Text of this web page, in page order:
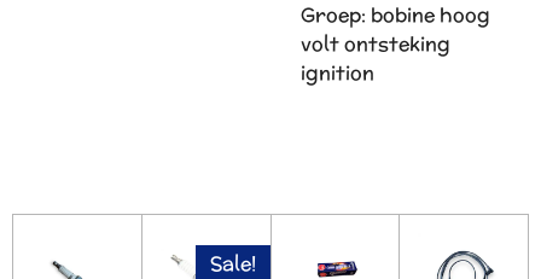
Groep: bobine hoog
volt ontsteking
ignition
Sale!